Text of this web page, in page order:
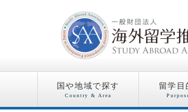
国や地域で探す
Country & Area
留学目